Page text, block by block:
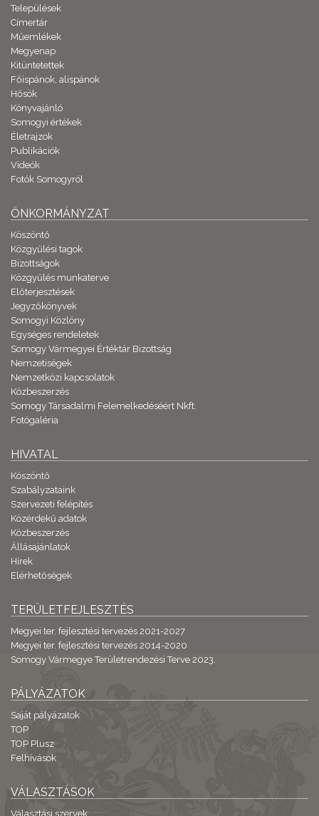
Települések
Címertár
Műemlékek
Megyenap
Kitüntetettek
Főispánok, alispánok
Hősök
Könyvajánló
Somogyi értékek
Életrajzok
Publikációk
Videók
Fotók Somogyról
ÖNKORMÁNYZAT
Köszöntő
Közgyűlési tagok
Bizottságok
Közgyűlés munkaterve
Előterjesztések
Jegyzőkönyvek
Somogyi Közlöny
Egységes rendeletek
Somogy Vármegyei Értéktár Bizottság
Nemzetiségek
Nemzetközi kapcsolatok
Közbeszerzés
Somogy Társadalmi Felemelkedéséért Nkft.
Fotógaléria
HIVATAL
Köszöntő
Szabályzataink
Szervezeti felépítés
Közérdekű adatok
Közbeszerzés
Állásajánlatok
Hírek
Elérhetőségek
TERÜLETFEJLESZTÉS
Megyei ter. fejlesztési tervezés 2021-2027
Megyei ter. fejlesztési tervezés 2014-2020
Somogy Vármegye Területrendezési Terve 2023.
PÁLYÁZATOK
Saját pályázatok
TOP
TOP Plusz
Felhívások
VÁLASZTÁSOK
Választási szervek